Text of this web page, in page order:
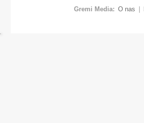
Gremi Media: O nas